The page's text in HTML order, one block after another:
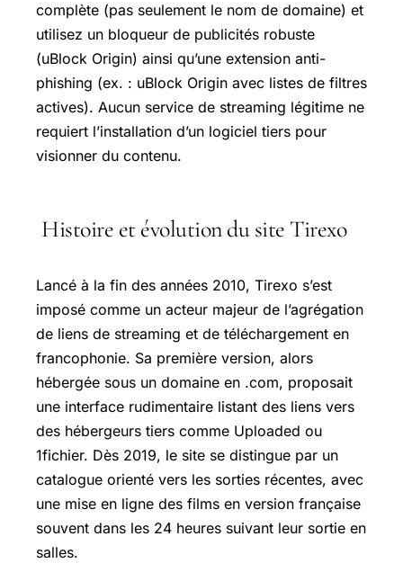
complète (pas seulement le nom de domaine) et
utilisez un bloqueur de publicités robuste
(uBlock Origin) ainsi qu’une extension anti-
phishing (ex. : uBlock Origin avec listes de filtres
actives). Aucun service de streaming légitime ne
requiert l’installation d’un logiciel tiers pour
visionner du contenu.
Histoire et évolution du site Tirexo
Lancé à la fin des années 2010, Tirexo s’est
imposé comme un acteur majeur de l’agrégation
de liens de streaming et de téléchargement en
francophonie. Sa première version, alors
hébergée sous un domaine en .com, proposait
une interface rudimentaire listant des liens vers
des hébergeurs tiers comme Uploaded ou
1fichier. Dès 2019, le site se distingue par un
catalogue orienté vers les sorties récentes, avec
une mise en ligne des films en version française
souvent dans les 24 heures suivant leur sortie en
salles.